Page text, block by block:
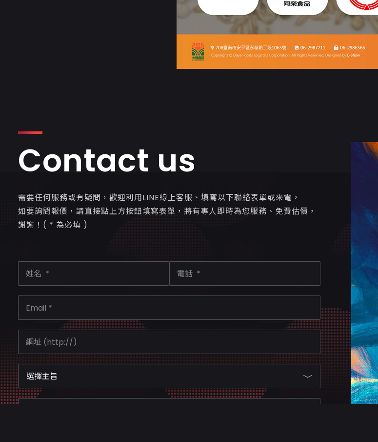
Contact us
需要任何服務或有疑問，歡迎利用LINE線上客服、填寫以下聯絡表單或來電，
如要詢問報價，請直接點上方按鈕填寫表單，將有專人即時為您服務、免費估價，
謝謝！( * 為必填 )